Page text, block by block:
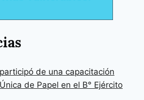
de una capacitación
de Papel en el B° Ejército